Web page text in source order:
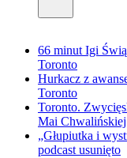
66 minut Igi
Toronto
Hurkacz z
Toronto
Toronto.
Mai Chwalińskiej
„Głupiutka i
podcast usunięto